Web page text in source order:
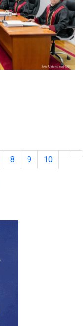
8 9 10